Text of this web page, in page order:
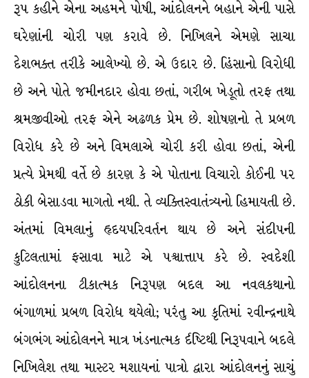
રૂપ કહીને એના અહમને પોષી, આંદોલનને બહાને એની પાસે
ઘરેણાંની ચોરી પણ કરાવે છે. નિખિલને એમણે સાચા
દેશભક્ત તરીકે આલેખ્યો છે. એ ઉદાર છે. હિંસાનો વિરોધી
છે અને પોતે જમીનદાર હોવા છતાં, ગરીબ ખેડૂતો તરફ તથા
શ્રમજીવીઓ તરફ એને અઢળક પ્રેમ છે. શોષણનો તે પ્રબળ
વિરોધ કરે છે અને વિમલાએ ચોરી કરી હોવા છતાં, એની
પ્રત્યે પ્રેમથી વર્તે છે કારણ કે એ પોતાના વિચારો કોઈની પર
ઠોકી બેસાડવા માગતો નથી. તે વ્યક્તિસ્વાતંત્ર્યનો હિમાયતી છે.
અંતમાં વિમલાનું હૃદયપરિવર્તન થાય છે અને સંદીપની
કુટિલતામાં ફસાવા માટે એ પશ્ચાત્તાપ કરે છે. સ્વદેશી
આંદોલનના ટીકાત્મક નિરૂપણ બદલ આ નવલકથાનો
બંગાળમાં પ્રબળ વિરોધ થયેલો; પરંતુ આ કૃતિમાં રવીન્દ્રનાથે
બંગભંગ આંદોલનને માત્ર ખંડનાત્મક ર્દષ્ટિથી નિરૂપવાને બદલે
નિખિલેશ તથા માસ્ટર મશાયનાં પાત્રો દ્વારા આંદોલનનું સાચું